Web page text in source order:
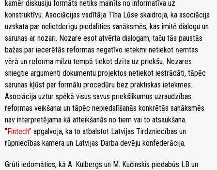
kamēr diskusiju formāts netiks mainīts no informatīva uz
konstruktīvu. Asociācijas vadītāja Tīna Lūse skaidroja, ka asociācija
uzskata par nelietderīgu piedalīties sanāksmēs, kas imitē dialogu un
sarunas ar nozari. Nozare esot atvērta dialogam, taču tās paustās
bažas par iecerētās reformas negatīvo ietekmi netiekot ņemtas
vērā un reforma milzu tempā tiekot dzīta uz priekšu. Nozares
sniegtie argumenti dokumentu projektos netiekot iestrādāti, tāpēc
sarunas kļūst par formālu procedūru bez praktiskas ietekmes.
Asociācija uztur spēkā visus savus priekšlikumus uzraudzības
reformas veikšanai un tāpēc nepiedalīšanās konkrētās sanāksmēs
nav interpretējama kā atteikšanās no tiem vai to atsaukšana.
“Fintech” apgalvoja, ka to atbalstot Latvijas Tirdzniecības un
rūpniecības kamera un Latvijas Darba devēju konfederācija.
Grūti iedomāties, kā A. Kulbergs un M. Kučinskis piedabūs LB un